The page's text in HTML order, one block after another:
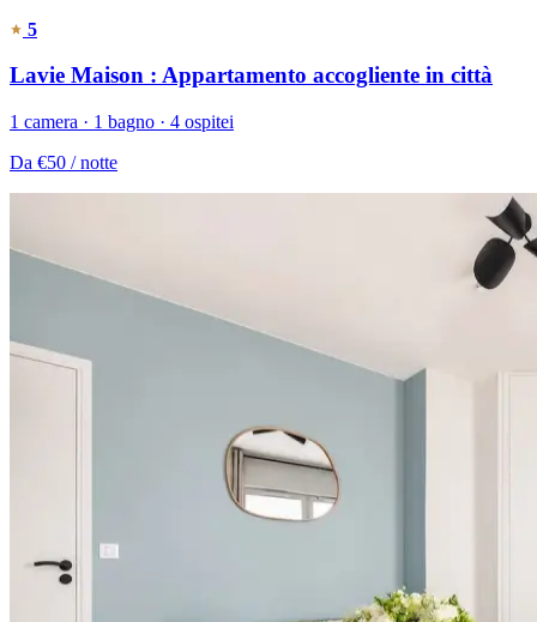
5
Lavie Maison : Appartamento accogliente in città
1 camera · 1 bagno · 4 ospitei
Da €50 / notte